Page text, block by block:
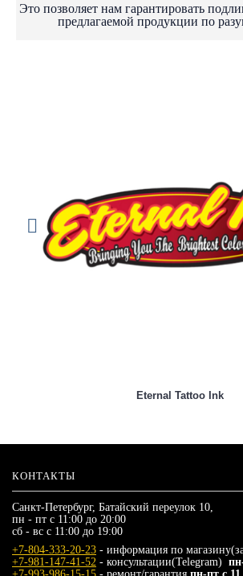
Это позволяет нам гарантировать
предлагаемой продукции по
Eternal Tattoo Ink
КОНТАКТЫ
Санкт-Петербург, Батайский переулок 10,
пн - пт с 11:00 до 20:00
сб - вс с 11:00 до 19:00
+7-804-333-20-23 - информация по
+7-981-147-41-52 - консультации(Telegram)